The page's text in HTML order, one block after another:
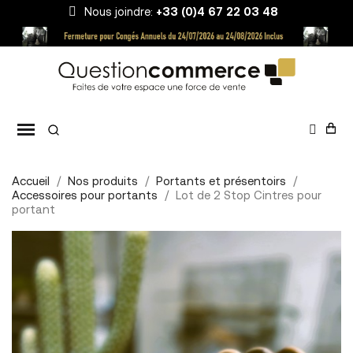
Nous joindre: +33 (0)4 67 22 03 48
Accueil Nos produits
Portants et présentoirs
Accessoires pour portants
Lot de 2 Stop Cintres pour
portant